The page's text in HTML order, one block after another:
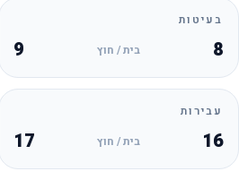
בעיטות
8 בית / חוץ 9
עבירות
16 בית / חוץ 17